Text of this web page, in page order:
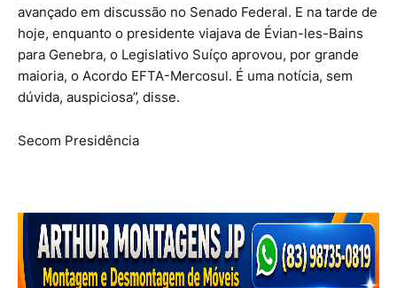
avançado em discussão no Senado Federal. E na tarde de
hoje, enquanto o presidente viajava de Évian-les-Bains
para Genebra, o Legislativo Suíço aprovou, por grande
maioria, o Acordo EFTA-Mercosul. É uma notícia, sem
dúvida, auspiciosa”, disse.
Secom Presidência